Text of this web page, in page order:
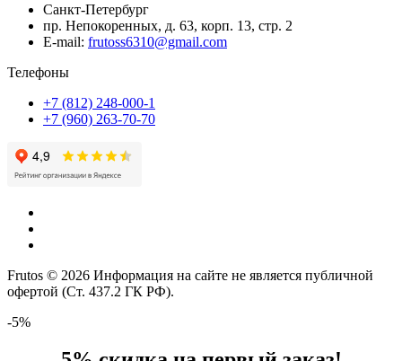
Санкт-Петербург
пр. Непокоренных, д. 63, корп. 13, стр. 2
E-mail: frutoss6310@gmail.com
Телефоны
+7 (812) 248-000-1
+7 (960) 263-70-70
Frutos © 2026 Информация на сайте не является публичной
офертой (Ст. 437.2 ГК РФ).
-5%